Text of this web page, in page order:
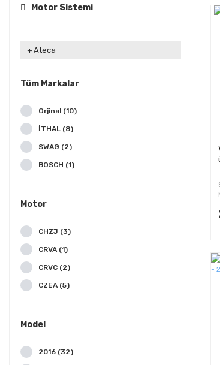
Motor Sistemi
Ateca
Tüm Markalar
Orjinal (10)
İTHAL (8)
SWAG (2)
BOSCH (1)
GATES (1)
JOPEX (1)
LUK (1)
LUKA (1)
MERTTUG (1)
PIERBURG (1)
Motor
CHZJ (3)
CRVA (1)
CRVC (2)
CZEA (5)
DDYA (2)
DFHA (1)
Model
2016 (32)